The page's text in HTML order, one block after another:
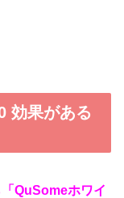
効果がある
QuSomeホワイ